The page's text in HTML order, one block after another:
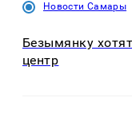
Новости Самары
Безымянку
центр